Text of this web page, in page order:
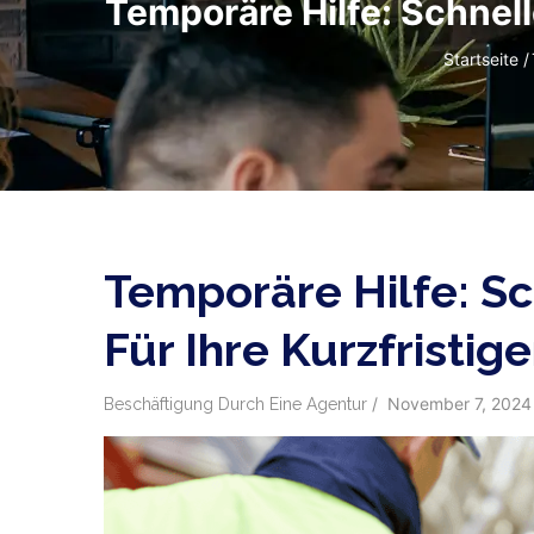
Temporäre Hilfe:
Startseite /
Temporäre Hilfe:
Für Ihre
Beschäftigung Durch Eine Agentur / November 7, 2024